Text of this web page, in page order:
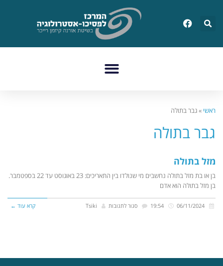
ראשי »גבר בתולה
גבר בתולה
מזל בתולה
בן או בת מזל בתולה נחשבים מי שנולדו בין התאריכים: 23 באוגוסט עד 22 בספטמבר.
בן מזל בתולה הוא אדם
סגור לתגובות Tsiki קרא עוד ←